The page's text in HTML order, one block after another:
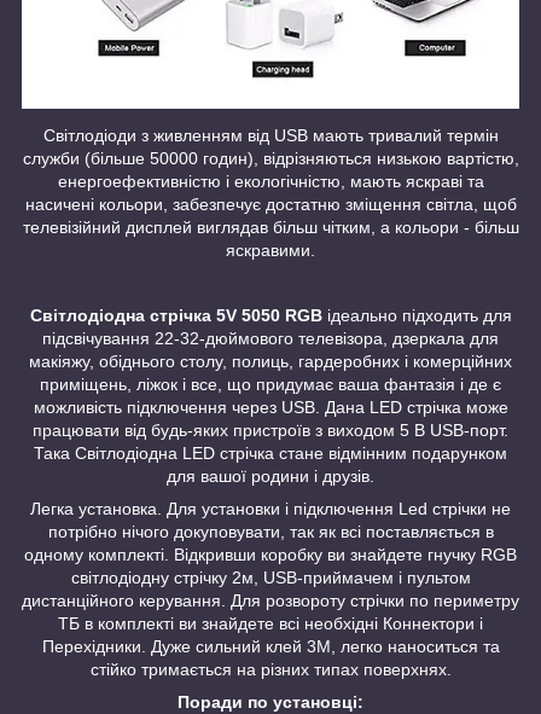
Світлодіоди з живленням від USB мають тривалий термін
служби (більше 50000 годин), відрізняються низькою вартістю,
енергоефективністю і екологічністю, мають яскраві та
насичені кольори, забезпечує достатню зміщення світла, щоб
телевізійний дисплей виглядав більш чітким, а кольори - більш
яскравими.
Світлодіодна стрічка 5V 5050 RGB ідеально підходить для
підсвічування 22-32-дюймового телевізора, дзеркала для
макіяжу, обіднього столу, полиць, гардеробних і комерційних
приміщень, ліжок і все, що придумає ваша фантазія і де є
можливість підключення через USB. Дана LED стрічка може
працювати від будь-яких пристроїв з виходом 5 В USB-порт.
Така Світлодіодна LED стрічка стане відмінним подарунком
для вашої родини і друзів.
Легка установка. Для установки і підключення Led стрічки не
потрібно нічого докуповувати, так як всі поставляється в
одному комплекті. Відкривши коробку ви знайдете гнучку RGB
світлодіодну стрічку 2м, USB-приймачем і пультом
дистанційного керування. Для розвороту стрічки по периметру
ТБ в комплекті ви знайдете всі необхідні Коннектори і
Перехідники. Дуже сильний клей 3М, легко наноситься та
стійко тримається на різних типах поверхнях.
Поради по установці: